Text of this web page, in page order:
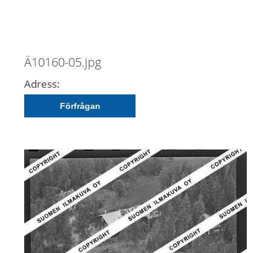
Ä10160-05.jpg
Adress:
Förfrågan